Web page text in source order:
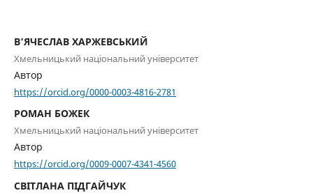
В’ЯЧЕСЛАВ ХАРЖЕВСЬКИЙ
Хмельницький національний університет
Автор
https://orcid.org/0000-0003-4816-2781
РОМАН БОЖЕК
Хмельницький національний університет
Автор
https://orcid.org/0009-0007-4341-4560
СВІТЛАНА ПІДГАЙЧУК